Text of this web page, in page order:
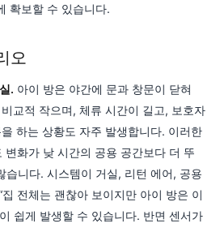
확보할 수 있습니다.
오
. 아이 방은 야간에 문과 창문이 닫혀
교적 작으며, 체류 시간이 길고, 보호자
하는 상황도 자주 발생합니다. 이러한
변화가 낮 시간의 공용 공간보다 더 뚜
습니다. 시스템이 거실, 리턴 에어, 공용
전체는 괜찮아 보이지만 아이 방은 이
쉽게 발생할 수 있습니다. 반면 센서가